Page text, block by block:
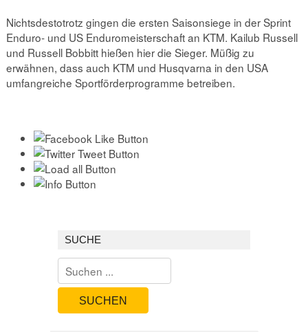
Nichtsdestotrotz gingen die ersten Saisonsiege in der Sprint
Enduro- und US Enduromeisterschaft an KTM. Kailub Russell
und Russell Bobbitt hießen hier die Sieger. Müßig zu
erwähnen, dass auch KTM und Husqvarna in den USA
umfangreiche Sportförderprogramme betreiben.
SUCHE
SUCHEN